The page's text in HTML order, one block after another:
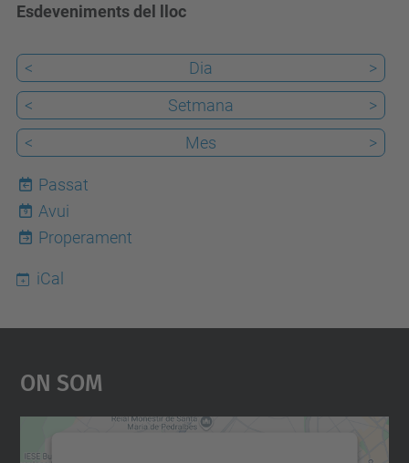
Esdeveniments del lloc
< Dia
>
<
Setmana
>
<
Mes >
Passat
9
Avui
Properament
iCal
On Som